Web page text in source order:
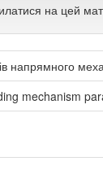
на цей
mechanism